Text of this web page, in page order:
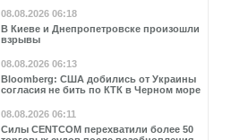
08.08.2026 06:18
В Киеве и Днепропетровске произошли
взрывы
08.08.2026 06:13
Bloomberg: США добились от Украины
согласия не бить по КТК в Черном море
08.08.2026 06:11
Силы CENTCOM перехватили более 50